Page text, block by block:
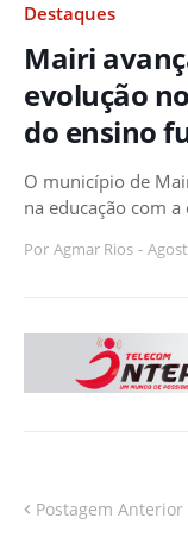
Destaques
Mairi
evolução
do ensino
O município de
na educação com
Por Agmar Rios -
Postagem Anterior